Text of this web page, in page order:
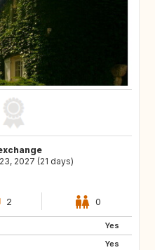
2027 (21 days)
2 0
Yes
Yes